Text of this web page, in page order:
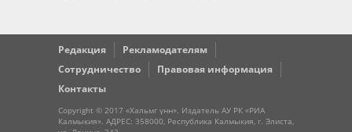
Редакция
Рекламодателям
Сотрудничество
Правовая информация
Контакты
Copyright © 2017 «Хальмг үнн». Издатель АУ РК «РИА
Калмыкия». АДРЕС: 358000, Республика Калмыкия, г. Элиста,